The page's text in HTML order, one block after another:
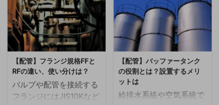
が発生すると、設備の損
傷や事故の原因となり得
るため、適切な圧力解放
装置が必要です。 ラプチ
ャーディスクと安全弁は
その代表的な例ですが、
それぞれの特徴や設置目
的には明確な違いがあり
ます。本記事では、ラプ
その中で、ストレーナに
差圧計が設置されている
のを見たことがある方も
いるのではないでしょう
か。本記事では、ストレ
ーナに差圧計をつける理
由について解説します。
ストレーナとは ストレー
ナは、流体（液体や気
【配管】フランジ規格FFと
RFの違い、使い分けは？
バルブや配管を接続する
フランジにはJIS10Kなど
【配管】バッファータンク
の役割とは？設置するメリ
ットは
給排水系統や空気系統で